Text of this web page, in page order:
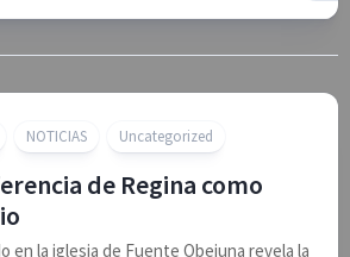
NOTICIAS Uncategorized
de Regina como
en la iglesia de Fuente Obejuna revela la